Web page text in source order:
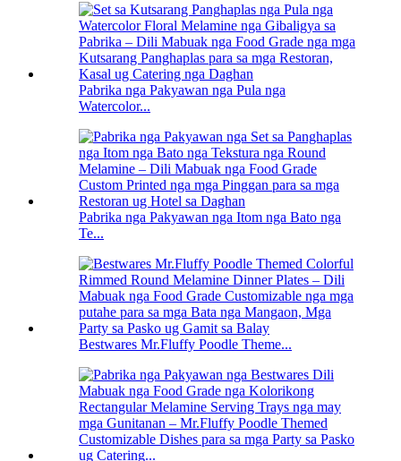
Pabrika nga Pakyawan nga Pula nga
Watercolor...
Pabrika nga Pakyawan nga Itom nga Bato nga
Te...
Bestwares Mr.Fluffy Poodle Theme...